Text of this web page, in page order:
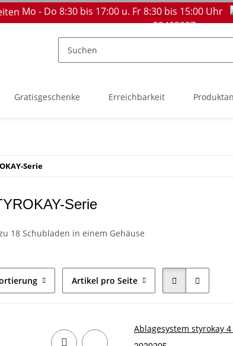
Mo - Do 8:30 bis 17:00 u. Fr 8:30 bis 15:00 Uhr
53405237
Gratisgeschenke Erreichbarkeit
Serie
Serie
18 Schubladen in einem Gehäuse
Artikel pro Seite
Ablagesystem styrokay